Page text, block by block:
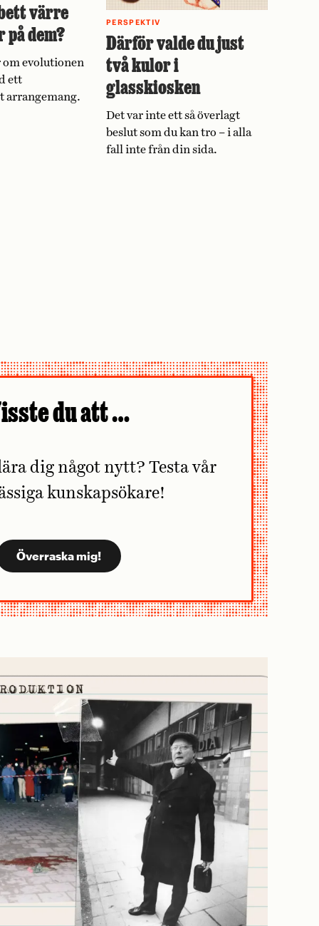
värre
på dem?
evolutionen
ett
arrangemang.
PERSPEKTIV
Därför valde du just
två kulor i
glasskiosken
Det var inte ett så överlagt
beslut som du kan tro – i alla
fall inte från din sida.
du att …
dig något nytt? Testa vår
kunskapsökare!